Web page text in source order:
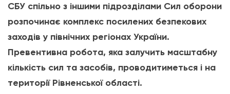
СБУ спільно з іншими підрозділами Сил оборони
розпочинає комплекс посилених безпекових
заходів у північних регіонах України.
Превентивна робота, яка залучить масштабну
кількість сил та засобів, проводитиметься і на
території Рівненської області.